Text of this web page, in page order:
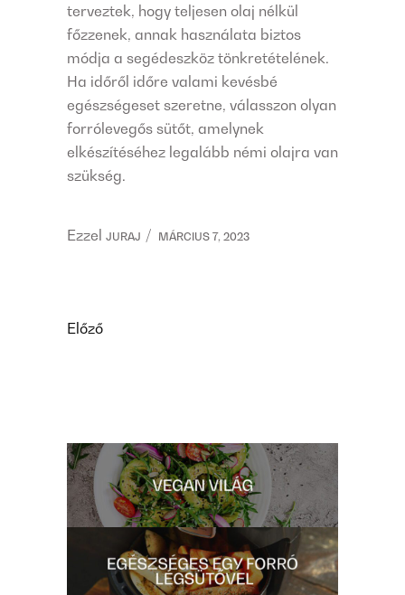
terveztek, hogy teljesen olaj nélkül
főzzenek, annak használata biztos
módja a segédeszköz tönkretételének.
Ha időről időre valami kevésbé
egészségeset szeretne, válasszon olyan
forrólevegős sütőt, amelynek
elkészítéséhez legalább némi olajra van
szükség.
Ezzel JURAJ MÁRCIUS 7, 2023
Előző